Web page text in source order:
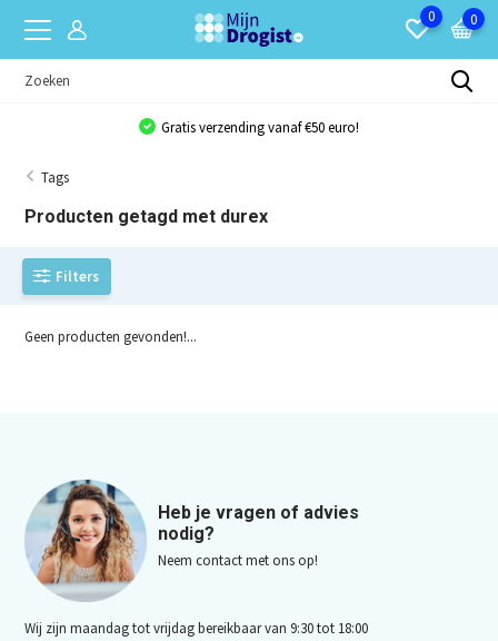
0 0
Gratis verzending vanaf €50 euro!
Tags
Producten getagd met durex
Filters
Geen producten gevonden!...
Heb je vragen of advies
nodig?
Neem contact met ons op!
Wij zijn maandag tot vrijdag bereikbaar van 9:30 tot 18:00